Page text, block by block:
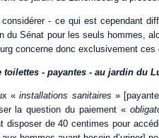
considérer - ce qui est cependant
du Sénat pour les seuls hommes,
concerne donc exclusivement ces
toilettes - payantes - au jardin du
«installations sanitaires »
la question du paiement «
disposer de 40 centimes pour